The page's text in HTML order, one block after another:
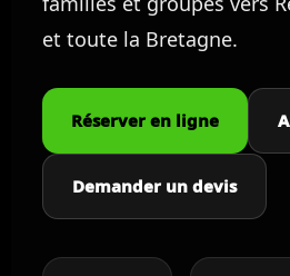
et toute la Bretagne.
Réserver en ligne
Demander un devis